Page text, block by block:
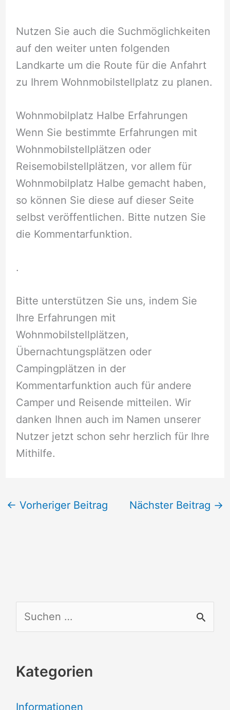
Nutzen Sie auch die Suchmöglichkeiten
auf den weiter unten folgenden
Landkarte um die Route für die Anfahrt
zu Ihrem Wohnmobilstellplatz zu planen.
Wohnmobilplatz Halbe Erfahrungen
Wenn Sie bestimmte Erfahrungen mit
Wohnmobilstellplätzen oder
Reisemobilstellplätzen, vor allem für
Wohnmobilplatz Halbe gemacht haben,
so können Sie diese auf dieser Seite
selbst veröffentlichen. Bitte nutzen Sie
die Kommentarfunktion.
.
Bitte unterstützen Sie uns, indem Sie
Ihre Erfahrungen mit
Wohnmobilstellplätzen,
Übernachtungsplätzen oder
Campingplätzen in der
Kommentarfunktion auch für andere
Camper und Reisende mitteilen. Wir
danken Ihnen auch im Namen unserer
Nutzer jetzt schon sehr herzlich für Ihre
Mithilfe.
← Vorheriger Beitrag Nächster Beitrag →
u
h
Kategorien
Informationen